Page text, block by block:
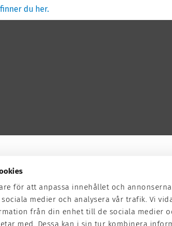
för att anpassa innehållet och
medier och analysera vår trafik. Vi
från din enhet till de sociala medier
med. Dessa kan i sin tur kombinera
finner du her.